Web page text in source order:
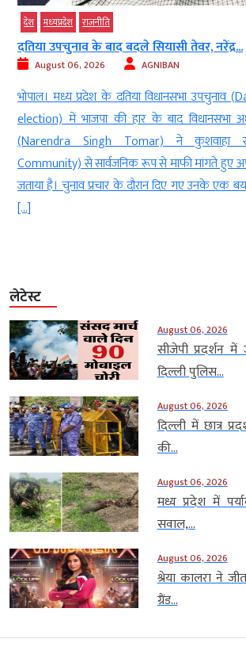
देश मध्‍यप्रदेश राजनीति
दतिया उपचुनाव के बाद बदले सियासी तेवर, नरेंद्र...
August 06, 2026 AGNIBAN
भोपाल। मध्य प्रदेश के दतिया विधानसभा उपचुनाव
election) में भाजपा की हार के बाद विधानसभा
(Narendra Singh Tomar) ने कुशवाहा
Community) से सार्वजनिक रूप से माफी मांगते हुए
जताया है। चुनाव प्रचार के दौरान दिए गए उनके एक
[…]
लेटेस्ट
August 06, 2026
सीजेपी प्रदर्शन
दिल्ली पुलिस...
August 06, 2026
दिल्ली में छात्र
की...
August 06, 2026
मध्य प्रदेश में
सवाल,...
August 06, 2026
श्रेया कालरा ने
ग्रैंड...